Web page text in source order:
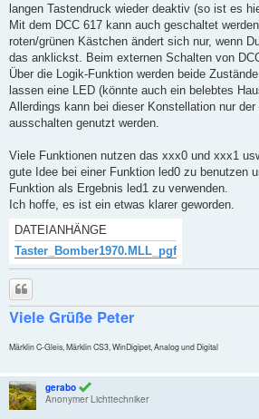
langen Tastendruck wieder deaktiv (so ist es
Mit dem DCC 617 kann auch geschaltet
roten/grünen Kästchen ändert sich nur, wenn
das anklickst. Beim externen Schalten von
Über die Logik-Funktion werden beide
lassen eine LED (könnte auch ein belebtes
Allerdings kann bei dieser Konstellation nur
ausschalten genutzt werden.
Viele Funktionen nutzen das xxx0 und xxx1
gute Idee bei einer Funktion led0 zu benutzen
Funktion als Ergebnis led1 zu verwenden.
Ich hoffe, es ist ein etwas klarer geworden.
DATEIANHÄNGE
Taster_Bomber1970.MLL_pgf
Viele Grüße Peter
Märklin C-Gleis, Märklin CS3, WinDigipet, Analog und Digital
gerabo
Anonymer Lichttechniker